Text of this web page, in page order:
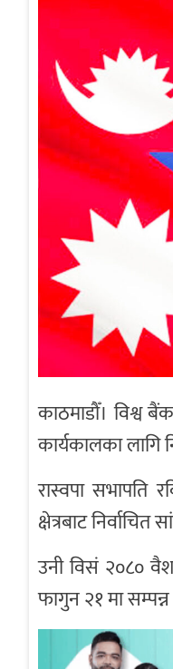
काठमाडौँ। विश्व
कार्यकालका लागि
रास्वपा सभापति
क्षेत्रबाट
उनी विसं २०८०
फागुन २१ मा